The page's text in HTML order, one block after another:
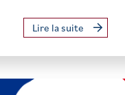
Lire la suite